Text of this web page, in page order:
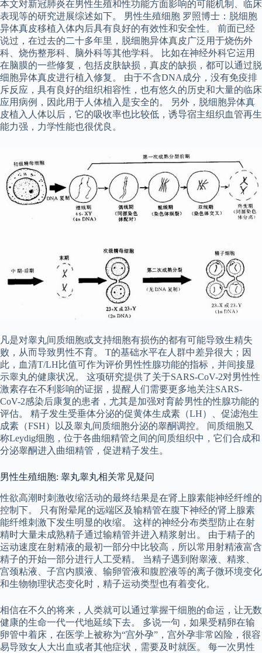
本文对新冠肺炎在男性生殖和性功能方面影响的可能机制、临床
表现等的研究进展综述如下。 男性生殖细胞 罗照博士：脱细胞
异体真皮移植入体内后具有良好的有效性和安全性。 前面已经
说过，在过去的二十多年里，脱细胞异体真皮广泛用于烧伤外
科、烧伤整形科、脑外科等其他学科。 比如在神经外科它运用
在脑膜的一些修复，包括皮肤缺损，真皮的缺损，都可以通过脱
细胞异体真皮进行植入修复。 由于不含DNA成分，没有免疫排
斥反应，具有良好的组织相容性，也有悠久的历史和大量的临床
应用病例，因此用于人体植入是安全的。 另外，脱细胞异体真
皮植入人体以后，它的吸收率也比较低，诱导宿主组织血管再生
能力强，力学性能也很优良。
凡是对睾丸间质细胞或支持细胞有损伤的都有可能导致生精失
败，从而导致男性不育。 T的基础水平在人群中差异很大；因
此，血清T/LH比值可作为评价男性性腺功能的指标，并间接显
示睾丸的健康状况。 这项研究提供了关于SARS-CoV-2对男性性
激素存在不利影响的证据，提醒人们需要更多地关注SARS-
CoV-2感染后康复的患者，尤其是加强对育龄男性的性腺功能的
评估。 精子发生受垂体分泌的促黄体生成素（LH）、促滤泡生
成素（FSH）以及睾丸间质细胞分泌的睾酮调控。 间质细胞又
称Leydig细胞，位于各曲细精管之间的间质组织中，它们合成和
分泌睾酮进入曲细精管，促进精子发生。
男性生殖细胞: 睾丸睾丸相关常见疑问
性欲高潮时刺激收缩活动的最终结果是在肾上腺素能神经纤维的
控制下。 只有附晕尾的远端区及输精管在腹下神经的肾上腺素
能纤维刺激下发生明显的收缩。 这样的神经分布类型防止在射
精时大量未成熟精子通过输精管并进入精浆射出。 由于精子的
运动速度在射精液的最初一部分中比较高，所以常用射精液富含
精子的开始一部分进行人工受精。 当精子遇到附睾液、精浆、
宫颈粘液、子宫内膜液、输卵管液和腹腔液等的离子微环境变化
和生物物理状态变化时，精子运动类型也有着变化。
相信在不久的将来，人类就可以通过掌握干细胞的命运，让无数
健康的生命一代一代地延续下去。 多说一句，如果受精卵在输
卵管中着床，在医学上被称为“宫外孕”，宫外孕非常凶险，很容
易导致女人大出血或者其他症状，需要及时就医。 每一次男性